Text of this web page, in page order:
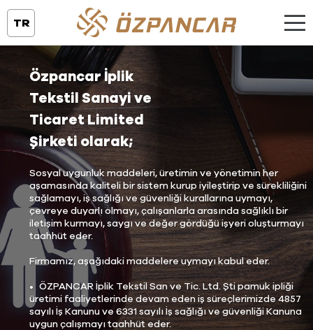
TR
Özpancar İplik
Tekstil Sanayi ve
Ticaret Limited
Şirketi olarak;
Sosyal uygunluk maddeleri, üretimin ve yönetimin her
aşamasında kaliteli bir sistem kurup iyileştirip ve sürekliliğini
sağlamayı, iş sağlığı ve güvenliği kurallarına uymayı,
çevreye duyarlı olmayı, çalışanlarla arasında sağlıklı bir
iletişim kurmayı, saygı ve değer gördüğü işyeri oluşturmayı
taahhüt eder.
Firmamız, aşağıdaki maddelere uymayı kabul eder.
ÖZPANCAR İplik Tekstil San ve Tic. Ltd. Şti pamuk ipliği
üretimi faaliyetlerinde devam eden iş süreçlerimizde 4857
sayılı İş Kanunu ve 6331 sayılı İş sağlığı ve güvenliği Kanuna
uygun çalışmayı taahhüt eder.